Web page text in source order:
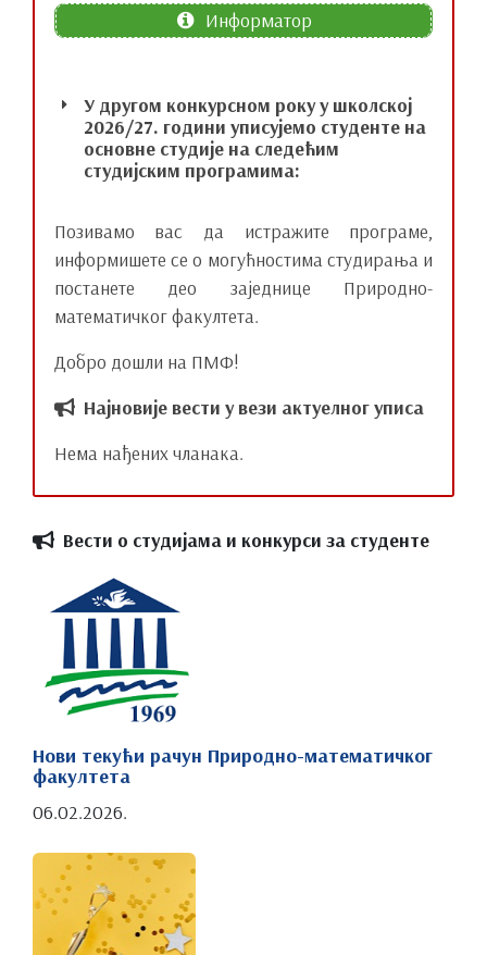
Информатор
У другом конкурсном року у школској
2026/27. години уписујемо студенте на
основне студије на следећим
студијским програмима:
Оптометрија
Молекуларна и функционална
биологија
Физика
Географија
Туризам
Хемија
Биохемија
Заштита животне средине
Математика
Дипломирани математичар
Примењена математика
Позивамо вас да истражите програме,
информишете се о могућностима студирања и
постанете део заједнице Природно-
математичког факултета.
Добро дошли на ПМФ!
Најновије вести у вези актуелног уписа
Нема нађених чланака.
Вести о студијама и конкурси за студенте
Нови текући рачун Природно-математичког
факултета
06.02.2026.